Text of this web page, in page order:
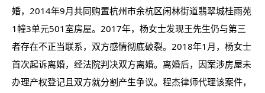
婚，2014年9月共同购置杭州市余杭区闲林街道翡翠城桂雨苑
1幢3单元501室房屋。2017年，杨女士发现王先生仍与第三
者存在不正当联系，双方感情彻底破裂。2018年1月，杨女士
首次起诉离婚，经法院判决双方离婚。离婚后，因案涉房屋未
办理产权登记且双方就分割产生争议。程杰律师代理该案件，